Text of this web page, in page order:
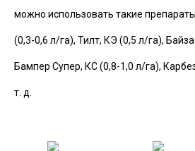
можно использовать такие
(0,3-0,6 л/га), Тилт, КЭ (0,5 л/га),
Бампер Супер, КС (0,8-1,0 л/га),
т. д.